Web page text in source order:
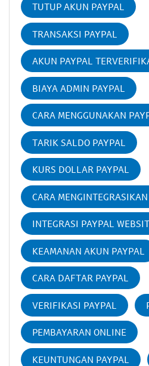
TUTUP AKUN PAYPAL
TRANSAKSI PAYPAL
AKUN PAYPAL
BIAYA ADMIN PAYPAL
CARA MENGGUNAKAN
TARIK SALDO PAYPAL
KURS DOLLAR PAYPAL
CARA
INTEGRASI PAYPAL
KEAMANAN AKUN PAYPAL
CARA DAFTAR PAYPAL
VERIFIKASI PAYPAL
PEMBAYARAN ONLINE
KEUNTUNGAN PAYPAL